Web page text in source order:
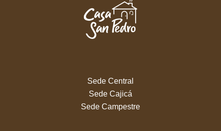
Sede Central
Sede Cajicá
Sede Campestre